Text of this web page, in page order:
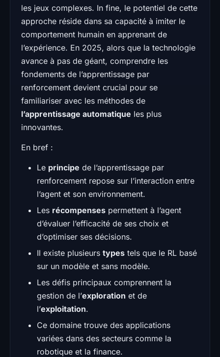
les jeux complexes. In fine, le potentiel de cette
approche réside dans sa capacité à imiter le
comportement humain en apprenant de
l’expérience. En 2025, alors que la technologie
avance à pas de géant, comprendre les
fondements de l’apprentissage par
renforcement devient crucial pour se
familiariser avec les méthodes de
l’apprentissage automatique les plus
innovantes.
En bref :
Le principe de l’apprentissage par
renforcement repose sur l’interaction entre
l’agent et son environnement.
Les récompenses permettent à l’agent
d’évaluer l’efficacité de ses choix et
d’optimiser ses décisions.
Il existe plusieurs types tels que le RL basé
sur un modèle et sans modèle.
Les défis principaux comprennent la
gestion de l’exploration et de
l’exploitation.
Ce domaine trouve des applications
variées dans des secteurs comme la
robotique et la finance.